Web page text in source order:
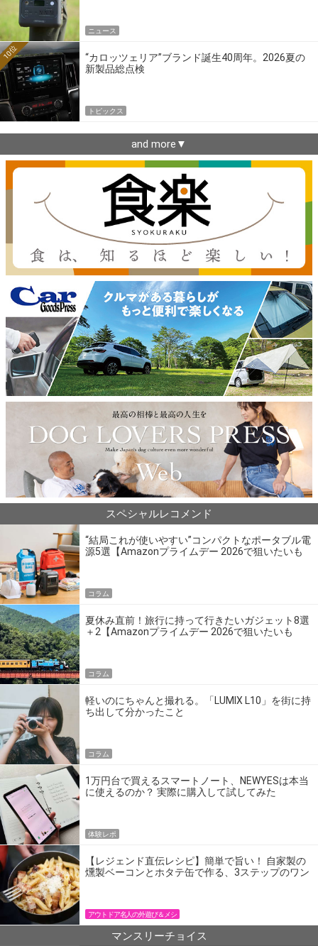
ニュース
“カロッツェリア”ブランド誕生40周年。2026夏の
新製品総点検
10位
トピックス
and more▼
スペシャルレコメンド
“結局これが使いやすい”コンパクトなポータブル電
源5選【Amazonプライムデー 2026で狙いたいも
コラム
夏休み直前！旅行に持って行きたいガジェット8選
＋2【Amazonプライムデー 2026で狙いたいも
コラム
軽いのにちゃんと撮れる。「LUMIX L10」を街に持
ち出して分かったこと
コラム
1万円台で買えるスマートノート、NEWYESは本当
に使えるのか？ 実際に購入して試してみた
体験レポ
【レジェンド直伝レシピ】簡単で旨い！ 自家製の
燻製ベーコンとホタテ缶で作る、3ステップのワン
アウトドア名人の外遊び＆メシ
マンスリーチョイス